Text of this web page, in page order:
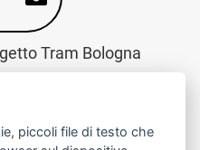
Tram Bologna
interattiva
call center
callpiccoli file di testo che